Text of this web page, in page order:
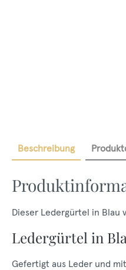
Beschreibung
Dieser Ledergürtel in Blau
Ledergürtel in
Gefertigt aus Leder und